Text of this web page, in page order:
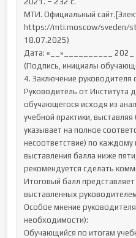
МТИ. Официальный
https://mti.moscow/sveden/
18.07.2025)
Дата: «__»__________ 202_
(Подпись, инициалы
4. Заключение руководителя
Руководитель от Института
обучающегося исходя из
учебной практики,
указывает на полное
несоответствие) по каждому
выставления балла ниже
рекомендуется сделать
Итоговый балл
выставленных
Особое мнение
необходимости):
Обучающийся по итогам